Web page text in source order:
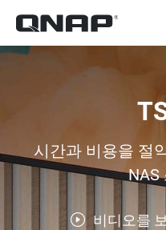
시간과 비용을 절
NAS
비디오를